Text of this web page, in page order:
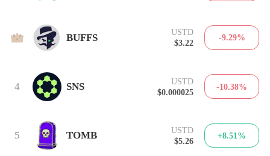
3 BUFFS
USTD
$3.22
-9.29%
4 SNS
USTD
$0.000025
-10.38%
5 TOMB
USTD
$5.26
+8.51%